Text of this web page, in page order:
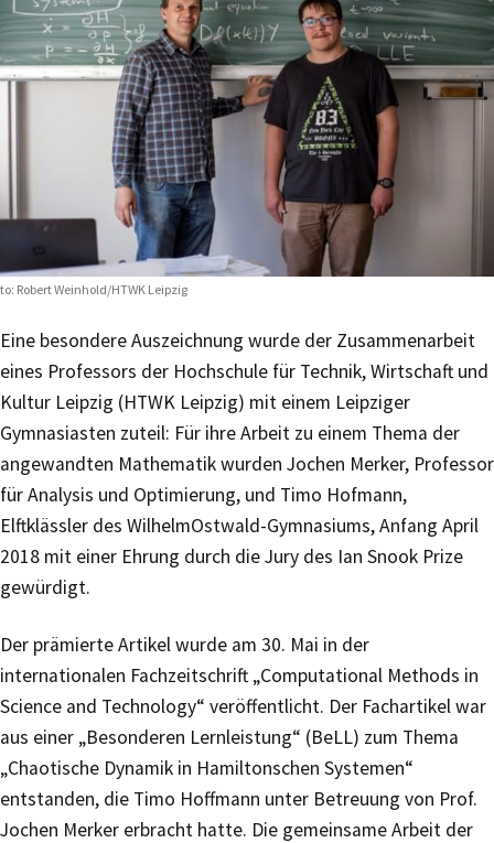
Robert Weinhold/HTWK Leipzig
Eine besondere Auszeichnung wurde der Zusammenarbeit
eines Professors der Hochschule für Technik, Wirtschaft und
Kultur Leipzig (HTWK Leipzig) mit einem Leipziger
Gymnasiasten zuteil: Für ihre Arbeit zu einem Thema der
angewandten Mathematik wurden Jochen Merker, Professor
für Analysis und Optimierung, und Timo Hofmann,
Elftklässler des WilhelmOstwald-Gymnasiums, Anfang April
2018 mit einer Ehrung durch die Jury des Ian Snook Prize
gewürdigt.
Der prämierte Artikel wurde am 30. Mai in der
internationalen Fachzeitschrift „Computational Methods in
Science and Technology“ veröffentlicht. Der Fachartikel war
aus einer „Besonderen Lernleistung“ (BeLL) zum Thema
„Chaotische Dynamik in Hamiltonschen Systemen“
entstanden, die Timo Hoffmann unter Betreuung von Prof.
Jochen Merker erbracht hatte. Die gemeinsame Arbeit der